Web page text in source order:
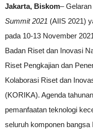
Jakarta, Biskom– Gelaran
Summit 2021 (AIIS 2021)
pada 10-13 November
Badan Riset dan Inovasi
Riset Pengkajian dan
Kolaborasi Riset dan
(KORIKA). Agenda
pemanfaatan teknologi
seluruh komponen bangsa